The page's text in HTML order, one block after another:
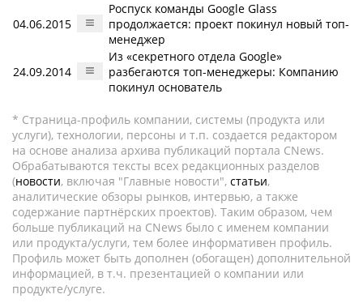
04.06.2015
Роспуск команды Google Glass
продолжается: проект покинул новый топ-
менеджер
24.09.2014
Из «секретного отдела Google»
разбегаются топ-менеджеры: Компанию
покинул основатель
* Страница-профиль компании, системы (продукта или
услуги), технологии, персоны и т.п. создается редактором
на основе анализа архива публикаций портала CNews.
Обрабатываются тексты всех редакционных разделов
(новости, включая "Главные новости", статьи,
аналитические обзоры рынков, интервью, а также
содержание партнёрских проектов). Таким образом, чем
больше публикаций на CNews было с именем компании
или продукта/услуги, тем более информативен профиль.
Профиль может быть дополнен (обогащен) дополнительной
информацией, в т.ч. презентацией о компании или
продукте/услуге.